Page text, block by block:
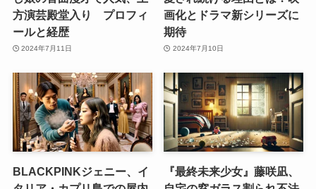
方演芸殿堂入り プロフィ
ールと経歴
2024年7月11日
画化とドラマ新シリーズに
期待
2024年7月10日
BLACKPINKジェニー、イ
『最終未来少女』藤咲凪、